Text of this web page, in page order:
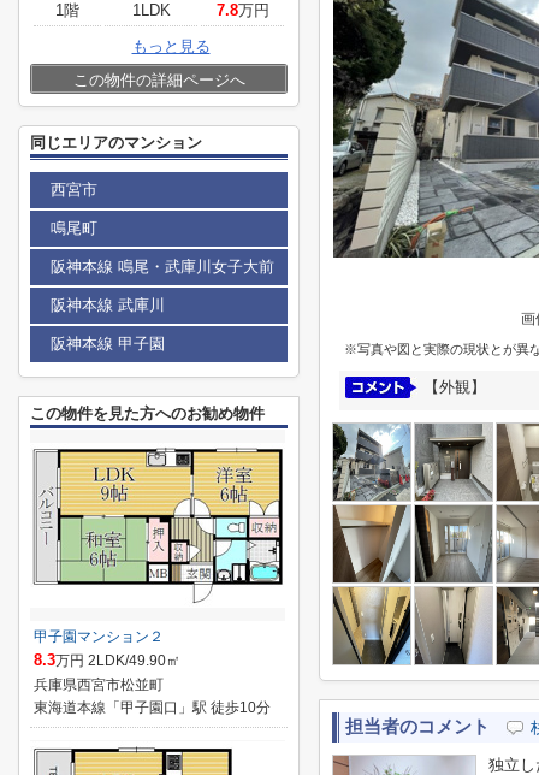
画
※写真や図と実際の現状とが異
【外観】
担当者のコメント
独立し
1階
1LDK 7.8万円
もっと見る
この物件の詳細ページへ
同じエリアのマンション
西宮市
鳴尾町
阪神本線 鳴尾・武庫川女子大前
阪神本線 武庫川
阪神本線 甲子園
この物件を見た方へのお勧め物件
甲子園マンション２
8.3万円 2LDK/49.90㎡
兵庫県西宮市松並町
東海道本線「甲子園口」駅 徒歩10分